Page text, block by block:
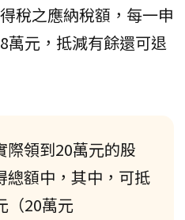
稅之應納稅額，每一申
萬元，抵減有餘還可退
際領到20萬元的股
總額中，其中，可抵
（20萬元